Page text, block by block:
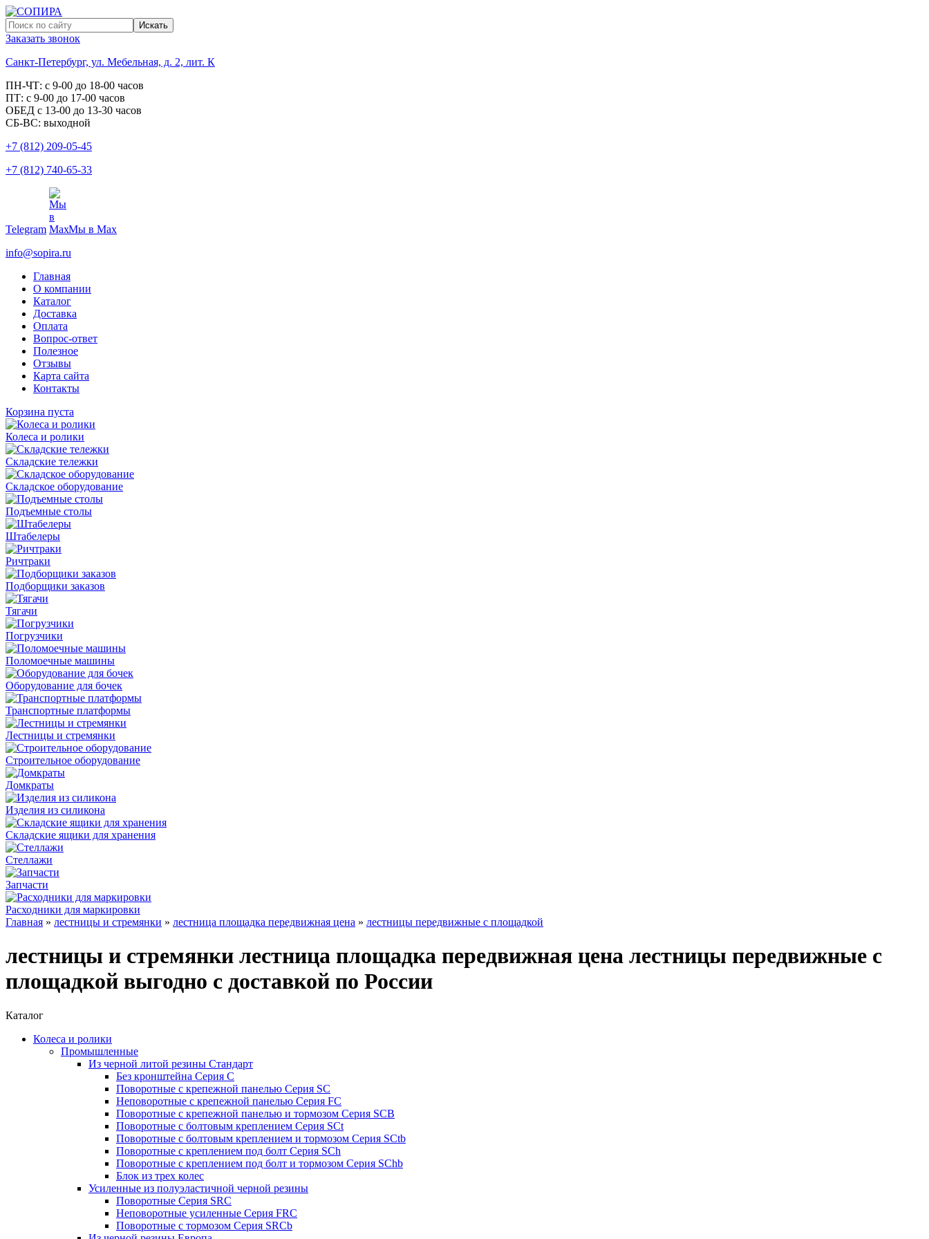
Заказать звонок
Санкт-Петербург, ул. Мебельная, д. 2, лит. К
ПН-ЧТ: с 9-00 до 18-00 часов
ПТ: с 9-00 до 17-00 часов
ОБЕД с 13-00 до 13-30 часов
СБ-ВС: выходной
+7 (812) 209-05-45
+7 (812) 740-65-33
Telegram
Мы в Max
info@sopira.ru
Главная
О компании
Каталог
Доставка
Оплата
Вопрос-ответ
Полезное
Отзывы
Карта сайта
Контакты
Корзина пуста
Колеса и ролики
Складские тележки
Складское оборудование
Подъемные столы
Штабелеры
Ричтраки
Подборщики заказов
Тягачи
Погрузчики
Поломоечные машины
Оборудование для бочек
Транспортные платформы
Лестницы и стремянки
Строительное оборудование
Домкраты
Изделия из силикона
Складские ящики для хранения
Стеллажи
Запчасти
Расходники для маркировки
Главная » лестницы и стремянки » лестница площадка передвижная цена » лестницы передвижные с площадкой
лестницы и стремянки лестница площадка передвижная цена лестницы передвижные с
площадкой выгодно с доставкой по России
Каталог
Колеса и ролики
Промышленные
Из черной литой резины Стандарт
Без кронштейна Серия С
Поворотные с крепежной панелью Серия SC
Неповоротные с крепежной панелью Серия FC
Поворотные с крепежной панелью и тормозом Серия SCB
Поворотные с болтовым креплением Серия SCt
Поворотные с болтовым креплением и тормозом Серия SCtb
Поворотные с креплением под болт Серия SCh
Поворотные с креплением под болт и тормозом Серия SChb
Блок из трех колес
Усиленные из полуэластичной черной резины
Поворотные Серия SRC
Неповоротные усиленные Серия FRC
Поворотные с тормозом Серия SRCb